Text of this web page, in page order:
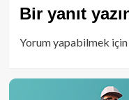
Bir yanıt
Yorum yapabilmek için